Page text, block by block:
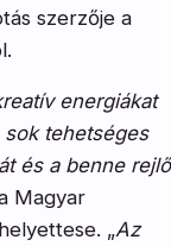
szerzője a
energiákat
tehetséges
és a benne rejlő
Magyar
„Az